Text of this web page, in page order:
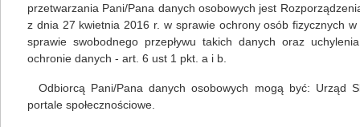
Listopadowy Liść Adamajtisa 2013 w 2.
Międzygminnym Konkursie Recytatorskim
Poezji Patriotycznej Stowarzyszenia
Publicznego im. Wł. St. Reymonta w Kłodzku Klaudia
Smoleń. Recytowała utwór własnego autorstwa pt.
przetwarzania Pani/Pana danych osobowych jest
z dnia 27 kwietnia 2016 r. w sprawie ochrony osób fizycznych
sprawie swobodnego przepływu takich danych oraz
ochronie danych - art. 6 ust 1 pkt. a i b.
Odbiorcą Pani/Pana danych osobowych mogą być: Urząd
portale społecznościowe.